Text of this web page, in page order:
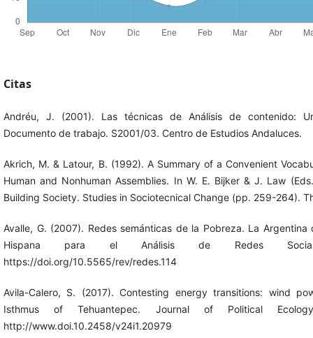
Citas
Andréu, J. (2001). Las técnicas de Análisis de contenido:
Documento de trabajo. S2001/03. Centro de Estudios Andaluces.
Akrich, M. & Latour, B. (1992). A Summary of a Convenient
Human and Nonhuman Assemblies. In W. E. Bijker & J. Law
Building Society. Studies in Sociotecnical Change (pp. 259-264).
Avalle, G. (2007). Redes semánticas de la Pobreza. La Argentina
Hispana para el Análisis de Redes
https://doi.org/10.5565/rev/redes.114
Avila-Calero, S. (2017). Contesting energy transitions: wind
Isthmus of Tehuantepec. Journal of Political
http://www.doi.10.2458/v24i1.20979